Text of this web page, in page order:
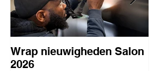
Wrap nieuwigheden Salon
2026